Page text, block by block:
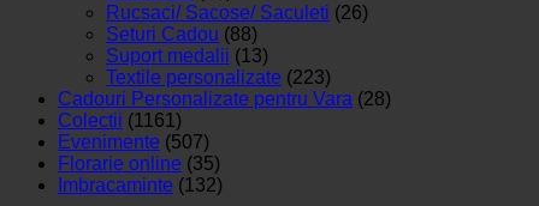
Rucsaci/ Sacose/ Saculeti (26)
Seturi Cadou (88)
Suport medalii (13)
Textile personalizate (223)
Cadouri Personalizate pentru Vara (28)
Colectii (1161)
Evenimente (507)
Florarie online (35)
Imbracaminte (132)